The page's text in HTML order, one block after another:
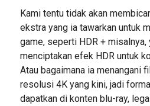
Kami tentu tidak akan
ekstra yang ia tawarkan untuk
game, seperti HDR + misalnya,
menciptakan efek HDR untuk
Atau bagaimana ia menangani
resolusi 4K yang kini, jadi
dapatkan di konten blu-ray,